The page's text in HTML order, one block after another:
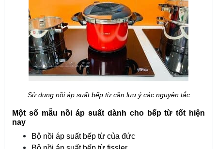
Sử dụng nồi áp suất bếp từ cần lưu ý các nguyên tắc
Một số mẫu nồi áp suất dành cho bếp từ tốt hiện
nay
Bộ nồi áp suất bếp từ của đức